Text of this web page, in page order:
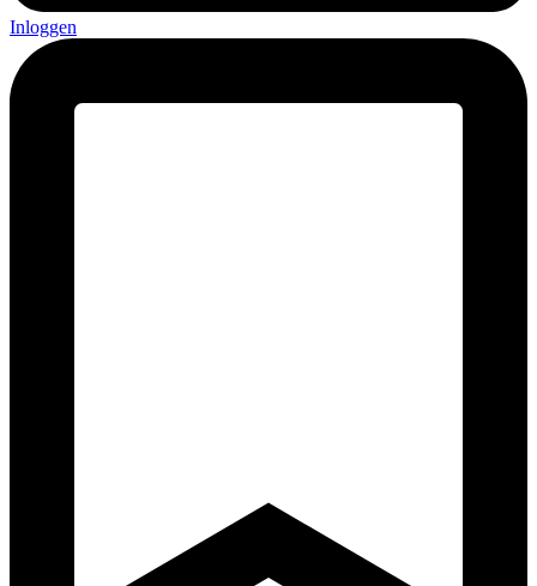
Inloggen